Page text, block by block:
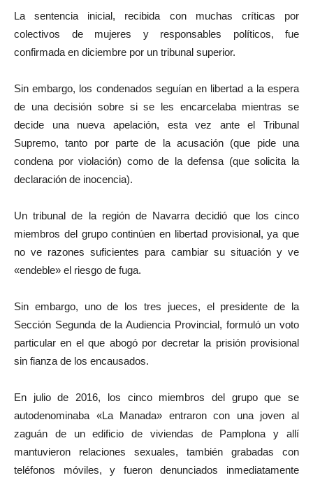
La sentencia inicial, recibida con muchas críticas por
colectivos de mujeres y responsables políticos, fue
confirmada en diciembre por un tribunal superior.
Sin embargo, los condenados seguían en libertad a la espera
de una decisión sobre si se les encarcelaba mientras se
decide una nueva apelación, esta vez ante el Tribunal
Supremo, tanto por parte de la acusación (que pide una
condena por violación) como de la defensa (que solicita la
declaración de inocencia).
Un tribunal de la región de Navarra decidió que los cinco
miembros del grupo continúen en libertad provisional, ya que
no ve razones suficientes para cambiar su situación y ve
«endeble» el riesgo de fuga.
Sin embargo, uno de los tres jueces, el presidente de la
Sección Segunda de la Audiencia Provincial, formuló un voto
particular en el que abogó por decretar la prisión provisional
sin fianza de los encausados.
En julio de 2016, los cinco miembros del grupo que se
autodenominaba «La Manada» entraron con una joven al
zaguán de un edificio de viviendas de Pamplona y allí
mantuvieron relaciones sexuales, también grabadas con
teléfonos móviles, y fueron denunciados inmediatamente